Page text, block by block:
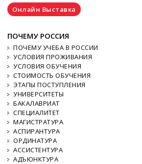
Онлайн Выставка
ПОЧЕМУ РОССИЯ
ПОЧЕМУ УЧЕБА В РОССИИ
УСЛОВИЯ ПРОЖИВАНИЯ
УСЛОВИЯ ОБУЧЕНИЯ
СТОИМОСТЬ ОБУЧЕНИЯ
ЭТАПЫ ПОСТУПЛЕНИЯ
УНИВЕРСИТЕТЫ
БАКАЛАВРИАТ
СПЕЦИАЛИТЕТ
МАГИСТРАТУРА
АСПИРАНТУРА
ОРДИНАТУРА
АССИСТЕНТУРА
АДЪЮНКТУРА